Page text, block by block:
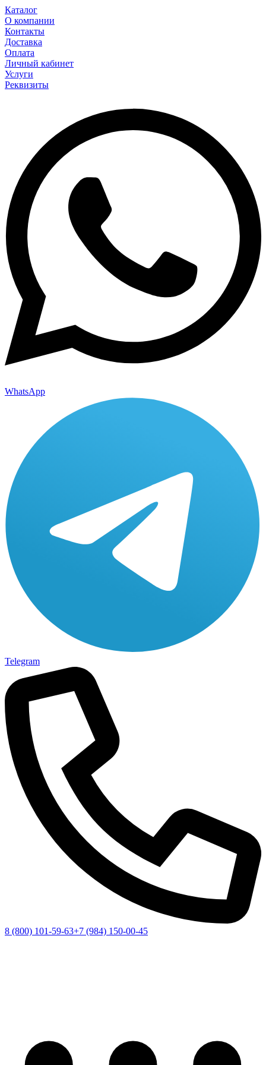
Каталог
О компании
Контакты
Доставка
Оплата
Личный кабинет
Услуги
Реквизиты
WhatsApp
Telegram
8 (800) 101-59-63+7 (984) 150-00-45